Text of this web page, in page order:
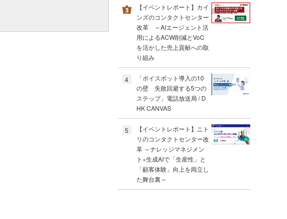
【イベントレポート】カイ
ンズのコンタクトセンター
改革 ～AIエージェント活
用によるACW削減とVoC
を活かした売上貢献への取
り組み
4
「ボイスボット導入の10
の壁 失敗回避する5つの
ステップ」電話放送局 / D
HK CANVAS
5
【イベントレポート】ニト
リのコンタクトセンター改
革 ～ナレッジマネジメン
ト×生成AIで「生産性」と
「顧客体験」向上を両立し
た舞台裏～